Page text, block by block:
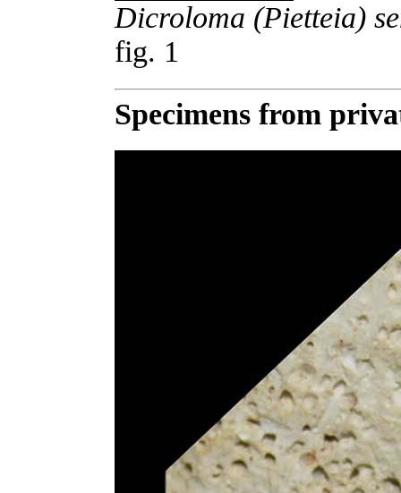
Dicroloma (Pietteia)
fig. 1
Specimens from